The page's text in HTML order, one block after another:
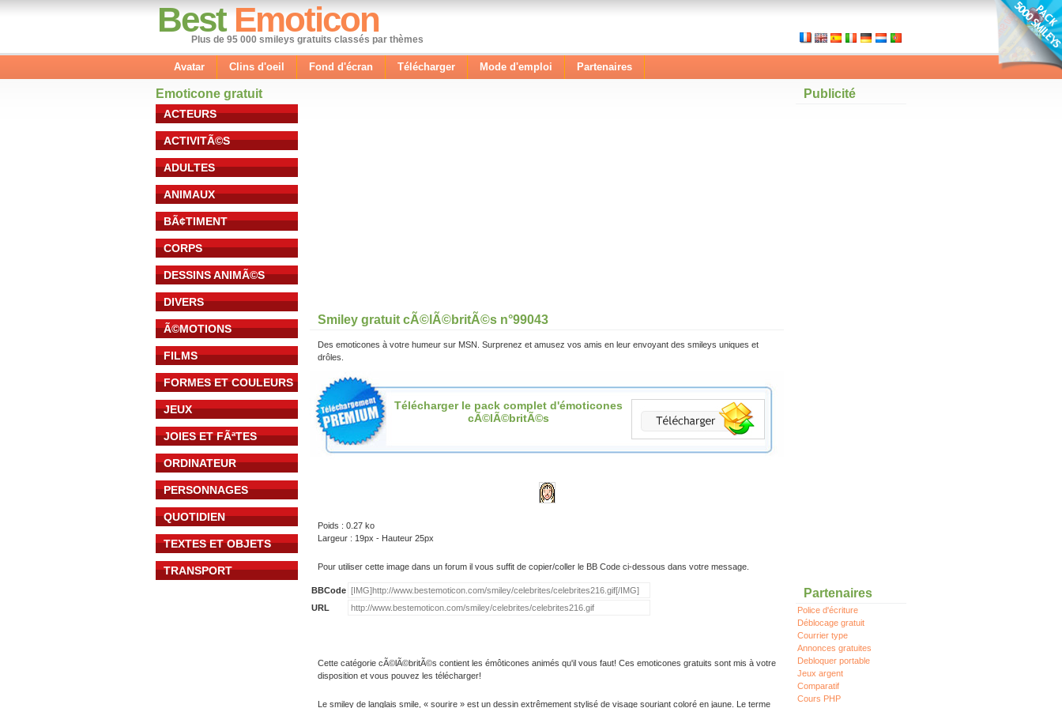
Best Emoticon
Plus de 95 000 smileys gratuits classés par thèmes
Avatar Clins d'oeil Fond d'écran Télécharger Mode d'emploi Partenaires
Emoticone gratuit
ACTEURS
ACTIVITÃ©S
ADULTES
ANIMAUX
BÃ¢TIMENT
CORPS
DESSINS ANIMÃ©S
DIVERS
Ã©MOTIONS
FILMS
FORMES ET COULEURS
JEUX
JOIES ET FÃªTES
ORDINATEUR
PERSONNAGES
QUOTIDIEN
TEXTES ET OBJETS
TRANSPORT
Smiley gratuit cÃ©lÃ©britÃ©s n°99043
Des emoticones à votre humeur sur MSN. Surprenez et amusez vos amis en leur envoyant des smileys uniques et
drôles.
Télécharger le pack complet d'émoticones
cÃ©lÃ©britÃ©s
Poids : 0.27 ko
Largeur : 19px - Hauteur 25px
Pour utiliser cette image dans un forum il vous suffit de copier/coller le BB Code ci-dessous dans votre message.
BBCode
URL
Cette catégorie cÃ©lÃ©britÃ©s contient les émôticones animés qu'il vous faut! Ces emoticones gratuits sont mis à votre
disposition et vous pouvez les télécharger!
Le smiley de langlais smile, « sourire » est un dessin extrêmement stylisé de visage souriant coloré en jaune. Le terme
Publicité
Partenaires
Police d'écriture
Déblocage gratuit
Courrier type
Annonces gratuites
Debloquer portable
Jeux argent
Comparatif
Cours PHP